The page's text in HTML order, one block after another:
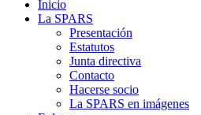
Inicio
La SPARS
Presentación
Estatutos
Junta directiva
Contacto
Hacerse socio
La SPARS en imágenes